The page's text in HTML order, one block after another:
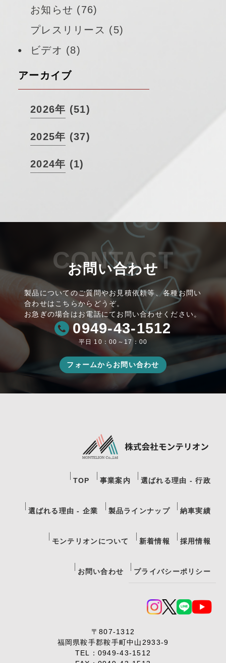
お知らせ (76)
プレスリリース (5)
ビデオ (8)
アーカイブ
2026年 (51)
2025年 (37)
2024年 (1)
CONTACT
お問い合わせ
製品についてのご質問やお見積依頼等、各種お問い
合わせはこちらからどうぞ。
お急ぎの場合はお電話にてお問い合わせください。
0949-43-1512
平日 10：00～17：00
フォームからお問い合わせ
TOP 事業案内 選ばれる理由 - 行政
選ばれる理由 - 企業 製品ラインナップ 納車実績
モンテリオンについて 新着情報 採用情報
お問い合わせ プライバシーポリシー
〒807-1312
福岡県鞍手郡鞍手町中山2933-9
TEL： 0949-43-1512